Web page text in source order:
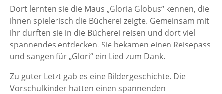
Dort lernten sie die Maus „Gloria Globus“ kennen, die
ihnen spielerisch die Bücherei zeigte. Gemeinsam mit
ihr durften sie in die Bücherei reisen und dort viel
spannendes entdecken. Sie bekamen einen Reisepass
und sangen für „Glori“ ein Lied zum Dank.
Zu guter Letzt gab es eine Bildergeschichte. Die
Vorschulkinder hatten einen spannenden